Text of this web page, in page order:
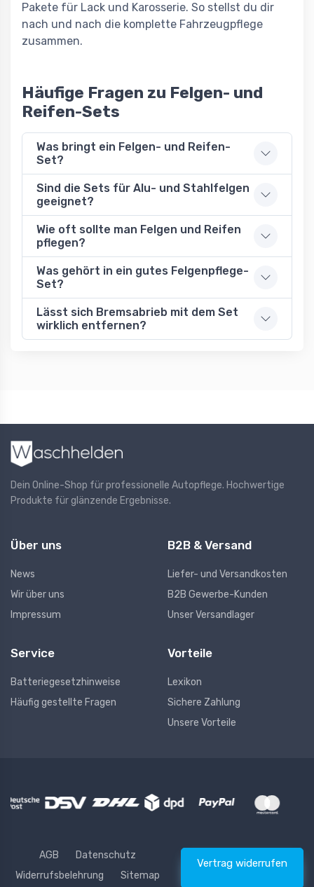
Pakete für Lack und Karosserie. So stellst du dir
nach und nach die komplette Fahrzeugpflege
zusammen.
Häufige Fragen zu Felgen- und
Reifen-Sets
Was bringt ein Felgen- und Reifen-
Set?
Sind die Sets für Alu- und Stahlfelgen
geeignet?
Wie oft sollte man Felgen und Reifen
pflegen?
Was gehört in ein gutes Felgenpflege-
Set?
Lässt sich Bremsabrieb mit dem Set
wirklich entfernen?
Dein Online-Shop für professionelle Autopflege. Hochwertige
Produkte für glänzende Ergebnisse.
Über uns
News
Wir über uns
Impressum
B2B & Versand
Liefer- und Versandkosten
B2B Gewerbe-Kunden
Unser Versandlager
Service
Batteriegesetzhinweise
Häufig gestellte Fragen
Vorteile
Lexikon
Sichere Zahlung
Unsere Vorteile
AGB
Datenschutz
Widerrufsbelehrung
Sitemap
Vertrag widerrufen